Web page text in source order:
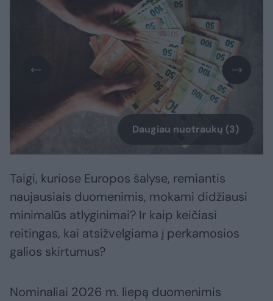
Daugiau nuotraukų (3)
Taigi, kuriose Europos šalyse, remiantis
naujausiais duomenimis, mokami didžiausi
minimalūs atlyginimai? Ir kaip keičiasi
reitingas, kai atsižvelgiama į perkamosios
galios skirtumus?
Nominaliai 2026 m. liepą duomenimis